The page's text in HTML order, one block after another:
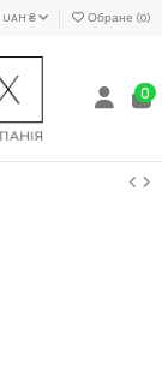
UAH ₴ Обране (0)
0